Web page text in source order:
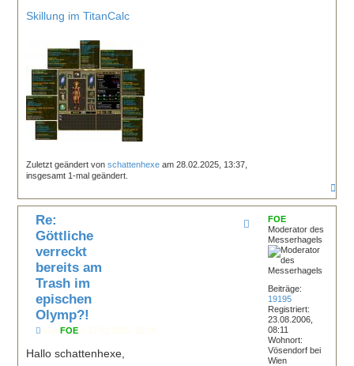
Skillung im TitanCalc
Zuletzt geändert vonschattenhexe am 28.02.2025, 13:37,
insgesamt 1-mal geändert.
N
a
c
FOE
Moderator des
Messerhagels
Beiträge:
19195
Registriert:
23.08.2006,
08:11
Wohnort:
Vösendorf bei
Wien
Re:
Göttliche
verreckt
bereits am
Trash im
epischen
Olymp?!
i
von FOE 27.02.2025, 18:29
Hallo schattenhexe,